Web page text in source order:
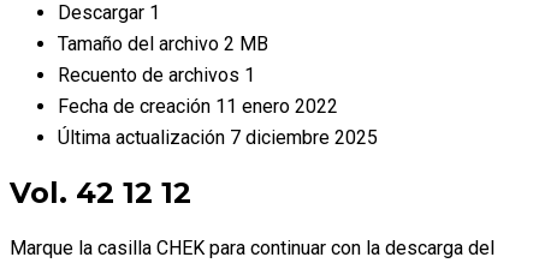
Descargar 1
Tamaño del archivo 2 MB
Recuento de archivos 1
Fecha de creación 11 enero 2022
Última actualización 7 diciembre 2025
Vol. 42 12 12
Marque la casilla CHEK para continuar con la descarga del